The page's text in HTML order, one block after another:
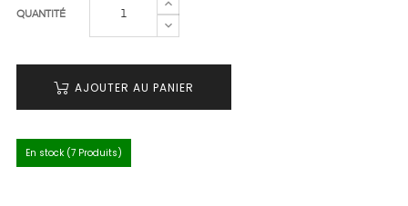
QUANTITÉ
AJOUTER AU PANIER
En stock (7 Produits)